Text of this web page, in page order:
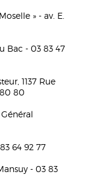
» - av. E.
Bac - 03 83 47
1137 Rue
80
64 92 77
- 03 83